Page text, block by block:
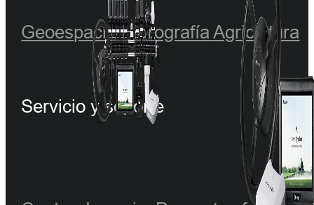
GeoespacialHidrografíaAgricultura
Servicio y soporte